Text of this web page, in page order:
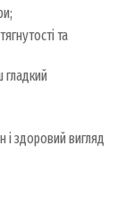
та
гладкий
і здоровий вигляд